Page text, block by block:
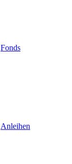
Fonds
Anleihen